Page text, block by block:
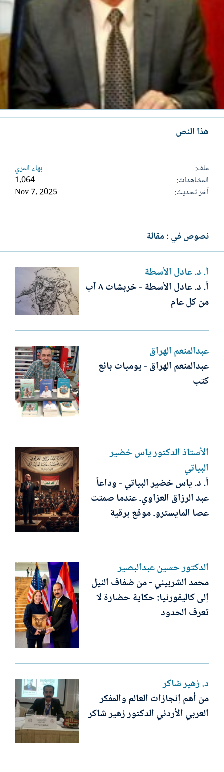
هذا النص
ملف
بهاء المري
المشاهدات
1,064
آخر تحديث
Nov 7, 2025
نصوص في : مقالة
أ. د. عادل الأسطة
أ. د. عادل الأسطة - خربشات ٨ آب
من كل عام
عبدالمنعم الهراق
عبدالمنعم الهراق - يوميات بائع
كتب
الأستاذ الدكتور ياس خضير
البياتي
أ. د. ياس خضير البياتي - وداعاً
عبد الرزاق العزاوي. عندما صمتت
عصا المايسترو. موقع برقية
الدكتور حسين عبدالبصير
محمد الشربيني - من ضفاف النيل
إلى كاليفورنيا: حكاية حضارة لا
تعرف الحدود
د. زهير شاكر
من أهم إنجازات العالم والمفكر
العربي الأردني الدكتور زهير شاكر